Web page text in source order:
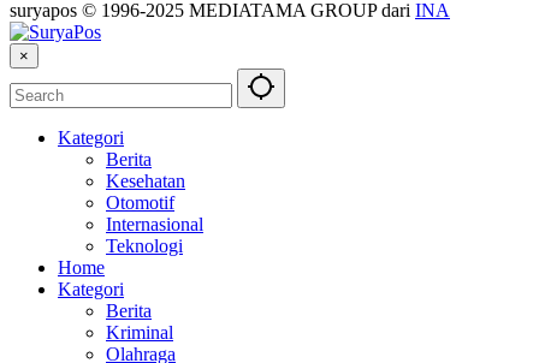
suryapos © 1996-2025 MEDIATAMA GROUP dari INA
×
Kategori
Berita
Kesehatan
Otomotif
Internasional
Teknologi
Home
Kategori
Berita
Kriminal
Olahraga